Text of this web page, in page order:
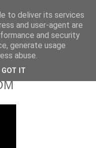
to deliver its services
and user-agent are
and security
generate usage
abuse.
GOT IT